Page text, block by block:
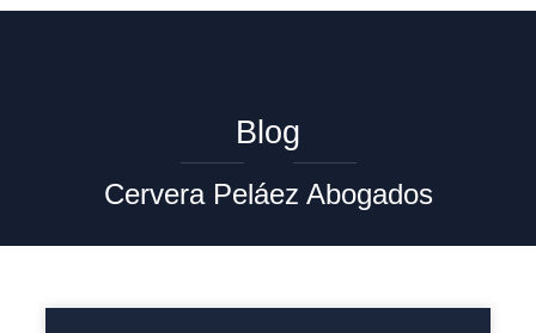
Blog
Cervera Peláez Abogados